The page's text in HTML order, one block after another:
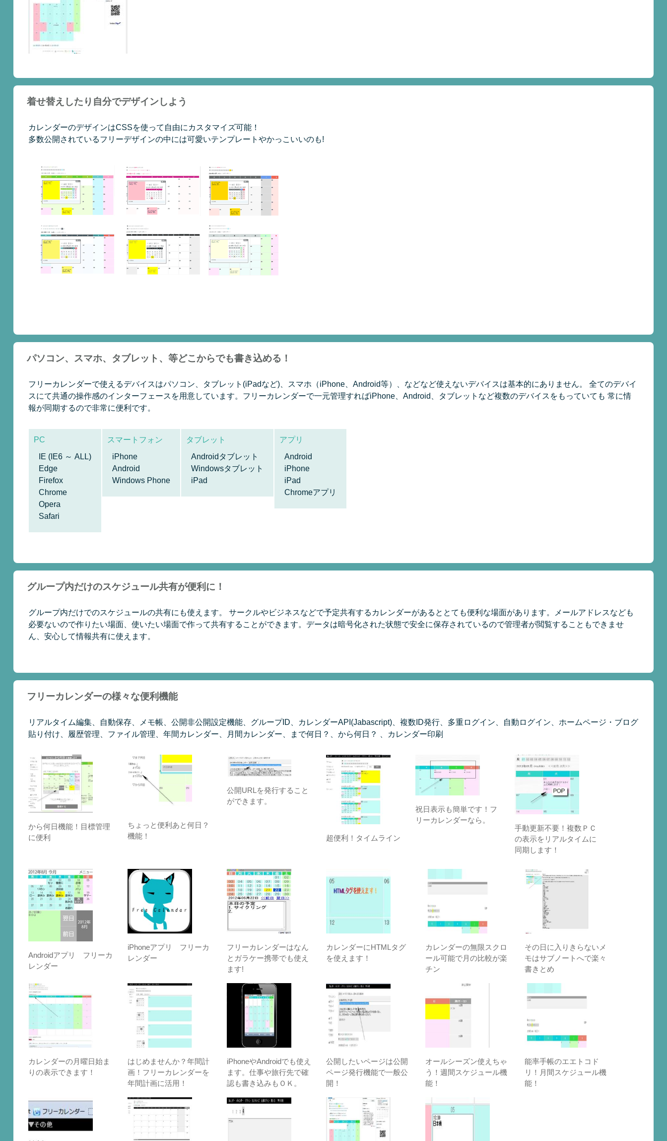
着せ替えしたり自分でデザインしよう
カレンダーのデザインはCSSを使って自由にカスタマイズ可能！
多数公開されているフリーデザインの中には可愛いテンプレートやかっこいいのも!
パソコン、スマホ、タブレット、等どこからでも書き込める！
フリーカレンダーで使えるデバイスはパソコン、タブレット(iPadなど)、スマホ（iPhone、Android等）、などなど使えないデバイスは基本的にありません。 全てのデバイ
スにて共通の操作感のインターフェースを用意しています。フリーカレンダーで一元管理すればiPhone、Android、タブレットなど複数のデバイスをもっていても 常に情
報が同期するので非常に便利です。
PC
IE (IE6 ～ ALL)
Edge
Firefox
Chrome
Opera
Safari
スマートフォン
iPhone
Android
Windows Phone
タブレット
Androidタブレット
Windowsタブレット
iPad
アプリ
Android
iPhone
iPad
Chromeアプリ
グループ内だけのスケジュール共有が便利に！
グループ内だけでのスケジュールの共有にも使えます。 サークルやビジネスなどで予定共有するカレンダーがあるととても便利な場面があります。メールアドレスなども
必要ないので作りたい場面、使いたい場面で作って共有することができます。データは暗号化された状態で安全に保存されているので管理者が閲覧することもできませ
ん、安心して情報共有に使えます。
フリーカレンダーの様々な便利機能
リアルタイム編集、自動保存、メモ帳、公開非公開設定機能、グループID、カレンダーAPI(Jabascript)、複数ID発行、多重ログイン、自動ログイン、ホームページ・ブログ
貼り付け、履歴管理、ファイル管理、年間カレンダー、月間カレンダー、まで何日？、から何日？ 、カレンダー印刷
から何日機能！目標管理
に便利
ちょっと便利あと何日？
機能！
公開URLを発行すること
ができます。
超便利！タイムライン
祝日表示も簡単です！フ
リーカレンダーなら。
手動更新不要！複数ＰＣ
の表示をリアルタイムに
同期します！
Androidアプリ フリーカ
レンダー
iPhoneアプリ フリーカ
レンダー
フリーカレンダーはなん
とガラケー携帯でも使え
ます!
カレンダーにHTMLタグ
を使えます！
カレンダーの無限スクロ
ール可能で月の比較が楽
チン
その日に入りきらないメ
モはサブノートへで楽々
書きとめ
カレンダーの月曜日始ま
りの表示できます！
はじめませんか？年間計
画！フリーカレンダーを
年間計画に活用！
iPhoneやAndroidでも使え
ます。仕事や旅行先で確
認も書き込みもＯＫ。
公開したいページは公開
ページ発行機能で一般公
開！
オールシーズン使えちゃ
う！週間スケジュール機
能！
能率手帳のエエトコド
リ！月間スケジュール機
能！